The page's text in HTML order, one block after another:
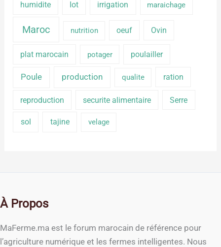
humidite Iot irrigation maraichage
Maroc nutrition oeuf Ovin
plat marocain potager poulailler
Poule production qualite ration
reproduction securite alimentaire Serre
sol tajine velage
À Propos
MaFerme.ma est le forum marocain de référence pour
l’agriculture numérique et les fermes intelligentes. Nous